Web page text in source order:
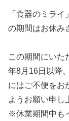
「食器のミラ
の期間はお休み
この期間にいた
年8月16日以降
にはご不便をお
ようお願い申し
※休業期間中も